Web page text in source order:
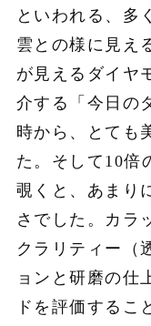
といわれる、多
雲との様に見え
が見えるダイヤ
介する「今日の
時から、とても
た。そして10倍
覗くと、あまり
さでした。カラ
クラリティー（
ョンと研磨の仕
ドを評価するこ